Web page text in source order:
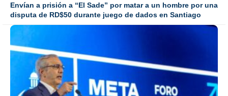
Envían a prisión a “El Sade” por matar a un hombre por una
disputa de RD$50 durante juego de dados en Santiago